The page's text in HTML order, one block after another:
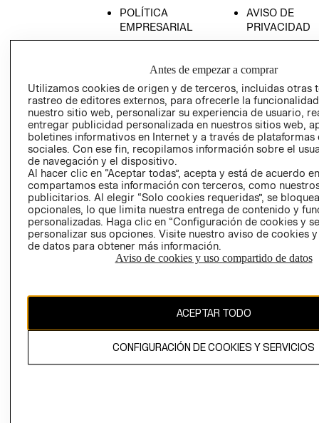
POLÍTICA
EMPRESARIAL
AVISO DE
PRIVACIDAD
AVISO DE
LIBRO DE
Ecuador ($)
CAMBIAR REGIÓN
propiedad de H&M Hennes & Mauritz AB.
Antes de empezar a comprar
Utilizamos cookies de origen y de terceros, incluidas otras
rastreo de editores externos, para ofrecerle la
nuestro sitio web, personalizar su experiencia de usuario,
entregar publicidad personalizada en nuestros sitios web,
boletines informativos en Internet y a través de plataformas
sociales. Con ese fin, recopilamos información sobre el
de navegación y el dispositivo.
Al hacer clic en “Aceptar todas”, acepta y está de acuerdo
compartamos esta información con terceros, como
publicitarios. Al elegir “Solo cookies requeridas”, se
opcionales, lo que limita nuestra entrega de contenido y
personalizadas. Haga clic en “Configuración de cookies y
personalizar sus opciones. Visite nuestro aviso de cookies
de datos para obtener más información.
Aviso de cookies y uso compartido de datos
ACEPTAR TODO
CONFIGURACIÓN DE COOKIES Y SERVICIOS